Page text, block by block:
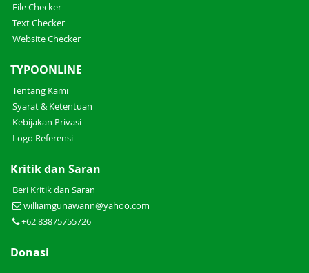
File Checker
Text Checker
Website Checker
TYPOONLINE
Tentang Kami
Syarat & Ketentuan
Kebijakan Privasi
Logo Referensi
Kritik dan Saran
Beri Kritik dan Saran
williamgunawann@yahoo.com
+62 83875755726
Donasi